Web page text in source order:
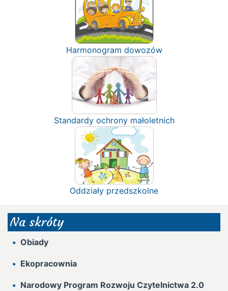
Harmonogram dowozów
Standardy ochrony małoletnich
Oddziały przedszkolne
Na skróty
Obiady
Ekopracownia
Narodowy Program Rozwoju Czytelnictwa 2.0